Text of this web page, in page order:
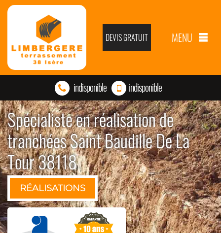
DEVIS GRATUIT MENU
indisponible indisponible
Spécialiste en réalisation de
tranchées Saint Baudille De La
Tour 38118
RÉALISATIONS